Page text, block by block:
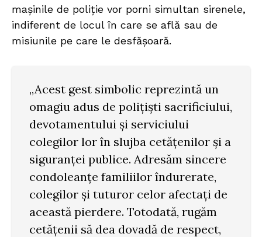
mașinile de poliție vor porni simultan sirenele,
indiferent de locul în care se află sau de
misiunile pe care le desfășoară.
„Acest gest simbolic reprezintă un
omagiu adus de polițiști sacrificiului,
devotamentului și serviciului
colegilor lor în slujba cetățenilor și a
siguranței publice. Adresăm sincere
condoleanțe familiilor îndurerate,
colegilor și tuturor celor afectați de
această pierdere. Totodată, rugăm
cetățenii să dea dovadă de respect,